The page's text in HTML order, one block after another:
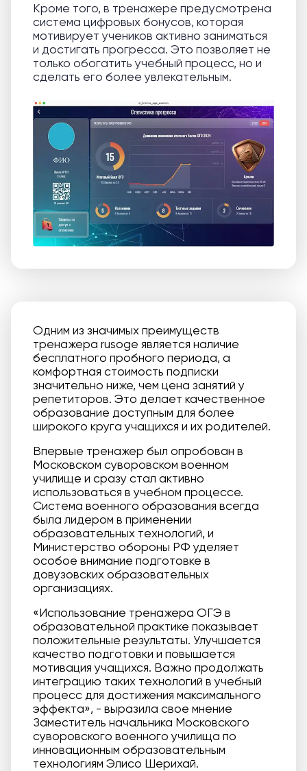
Кроме того, в тренажере предусмотрена
система цифровых бонусов, которая
мотивирует учеников активно заниматься
и достигать прогресса. Это позволяет не
только обогатить учебный процесс, но и
сделать его более увлекательным.
Одним из значимых преимуществ
тренажера rusoge является наличие
бесплатного пробного периода, а
комфортная стоимость подписки
значительно ниже, чем цена занятий у
репетиторов. Это делает качественное
образование доступным для более
широкого круга учащихся и их родителей.
Впервые тренажер был опробован в
Московском суворовском военном
училище и сразу стал активно
использоваться в учебном процессе.
Система военного образования всегда
была лидером в применении
образовательных технологий, и
Министерство обороны РФ уделяет
особое внимание подготовке в
довузовских образовательных
организациях.
«Использование тренажера ОГЭ в
образовательной практике показывает
положительные результаты. Улучшается
качество подготовки и повышается
мотивация учащихся. Важно продолжать
интеграцию таких технологий в учебный
процесс для достижения максимального
эффекта», - выразила свое мнение
Заместитель начальника Московского
суворовского военного училища по
инновационным образовательным
технологиям Элисо Шерихай.